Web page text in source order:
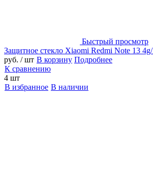
Быстрый просмотр
Защитное стекло Xiaomi Redmi Note 13
руб. / шт В корзину Подробнее
К сравнению
4 шт
В избранное В наличии